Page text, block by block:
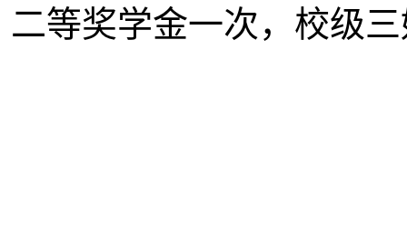
二等奖学金一次，校级